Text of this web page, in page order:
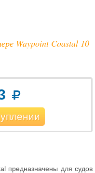
Waypoint Coastal 10
предназначены для судов